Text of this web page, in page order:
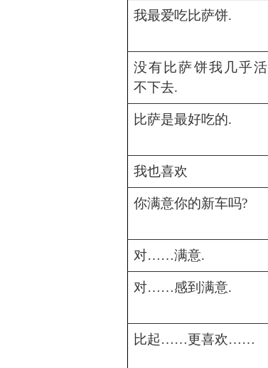
我最爱吃比萨饼.
没有比萨饼我几乎活
不下去.
比萨是最好吃的.
我也喜欢
你满意你的新车吗?
对……满意.
对……感到满意.
比起……更喜欢……